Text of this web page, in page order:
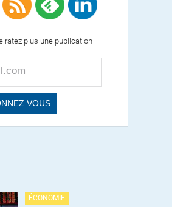
ratez plus une publication
ÉCONOMIE